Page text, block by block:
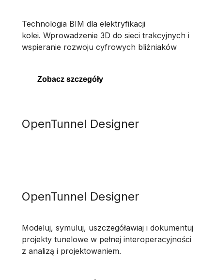
Technologia BIM dla elektryfikacji
kolei. Wprowadzenie 3D do sieci trakcyjnych i
wspieranie rozwoju cyfrowych bliźniaków
Zobacz szczegóły
OpenTunnel Designer
OpenTunnel Designer
Modeluj, symuluj, uszczegóławiaj i dokumentuj
projekty tunelowe w pełnej interoperacyjności
z analizą i projektowaniem.